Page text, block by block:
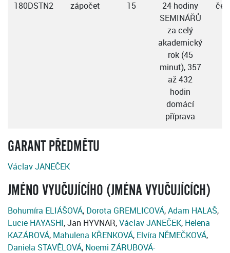
180DSTN2 zápočet 15
24 hodiny
SEMINÁŘŮ
za celý
akademický
rok (45
minut), 357
až 432
hodin
domácí
příprava
GARANT PŘEDMĚTU
Václav JANEČEK
JMÉNO VYUČUJÍCÍHO (JMÉNA VYUČUJÍCÍCH)
Bohumíra ELIÁŠOVÁ, Dorota GREMLICOVÁ,Adam HALAŠ,
Lucie HAYASHI, Jan HYVNAR,Václav JANEČEK, Helena
KAZÁROVÁ, Mahulena KŘENKOVÁ, Elvíra NĚMEČKOVÁ,
Daniela STAVĚLOVÁ, Noemi ZÁRUBOVÁ-